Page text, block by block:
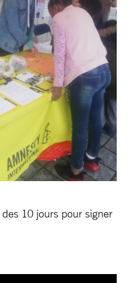
10 jours pour signer